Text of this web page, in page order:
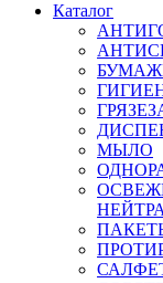
Каталог
МЫЛО